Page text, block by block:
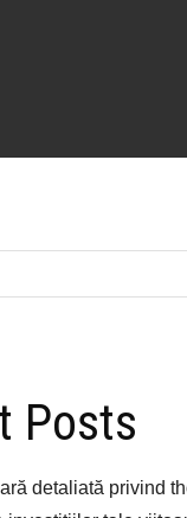
Posts
detaliată privind